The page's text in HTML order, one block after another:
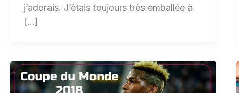
j’adorais. J’étais toujours très emballée à
[…]